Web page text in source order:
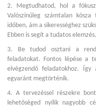
2. Megtudhatod, hol a
Valószínűleg számtalan
időben, ám a sikerességhez
Ebben is segít a tudatos elemzés.
3. Be tudod osztani a
feladatokat. Fontos lépése a
elvégzendő feladatokhoz.
egyaránt megtörténik.
4. A tervezéssel részekre
lehetőséged nyílik nagyobb